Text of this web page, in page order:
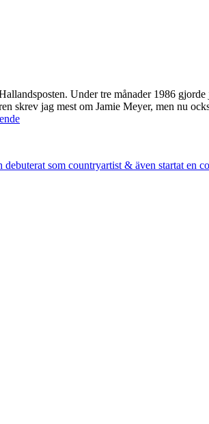
Under tre månader 1986
skrev jag mest om Jamie Meyer, men nu